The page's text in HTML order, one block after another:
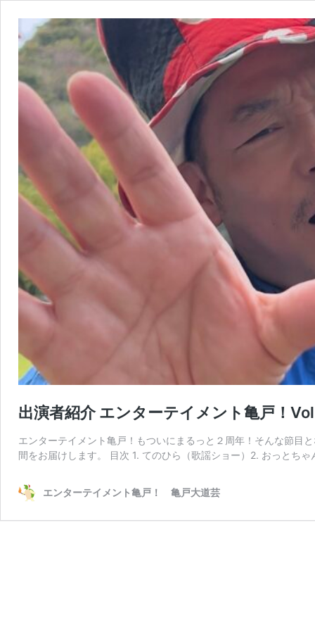
出演者紹介 エンターテイメント亀戸！
エンターテイメント亀戸！もついにまるっと２周年！そんな節目
間をお届けします。 目次 1. てのひら（歌謡ショー）2. おっとち
エンターテイメント亀戸！ 亀戸大道芸